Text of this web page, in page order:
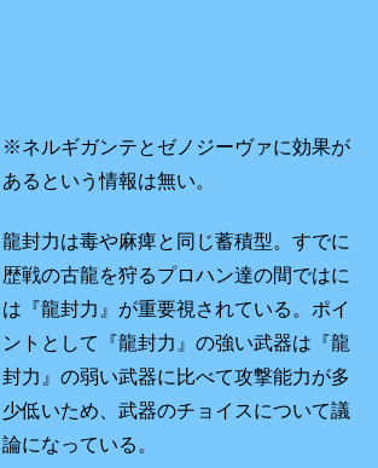
※ネルギガンテとゼノジーヴァに効果が
あるという情報は無い。
龍封力は毒や麻痺と同じ蓄積型。すでに
歴戦の古龍を狩るプロハン達の間ではに
は『龍封力 』が重要視されている。ポイ
ントとして『龍封力 』の強い武器は『龍
封力 』の弱い武器に比べて攻撃能力が多
少低いため、武器のチョイスについて議
論になっている。